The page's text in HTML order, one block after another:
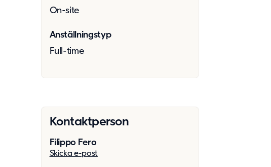
On-site
Anställningstyp
Full-time
Kontaktperson
Filippo Fero
Skicka e-post